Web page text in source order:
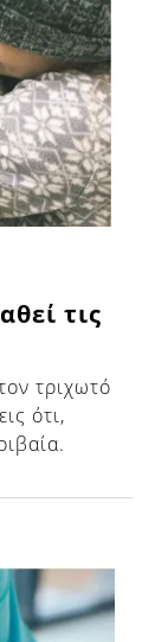
τις
τριχωτό
ότι,